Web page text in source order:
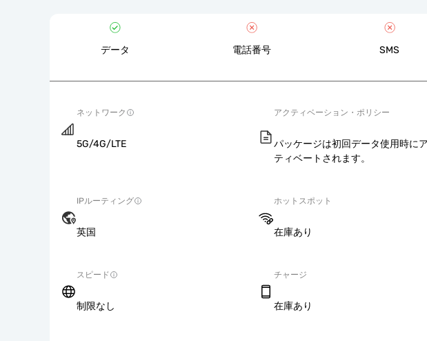
データ 電話番号 SMS
ネットワーク
5G/4G/LTE
アクティベーション・ポリシー
パッケージは初回データ使用時に
ティベートされます。
IPルーティング
英国
ホットスポット
在庫あり
スピード
制限なし
チャージ
在庫あり